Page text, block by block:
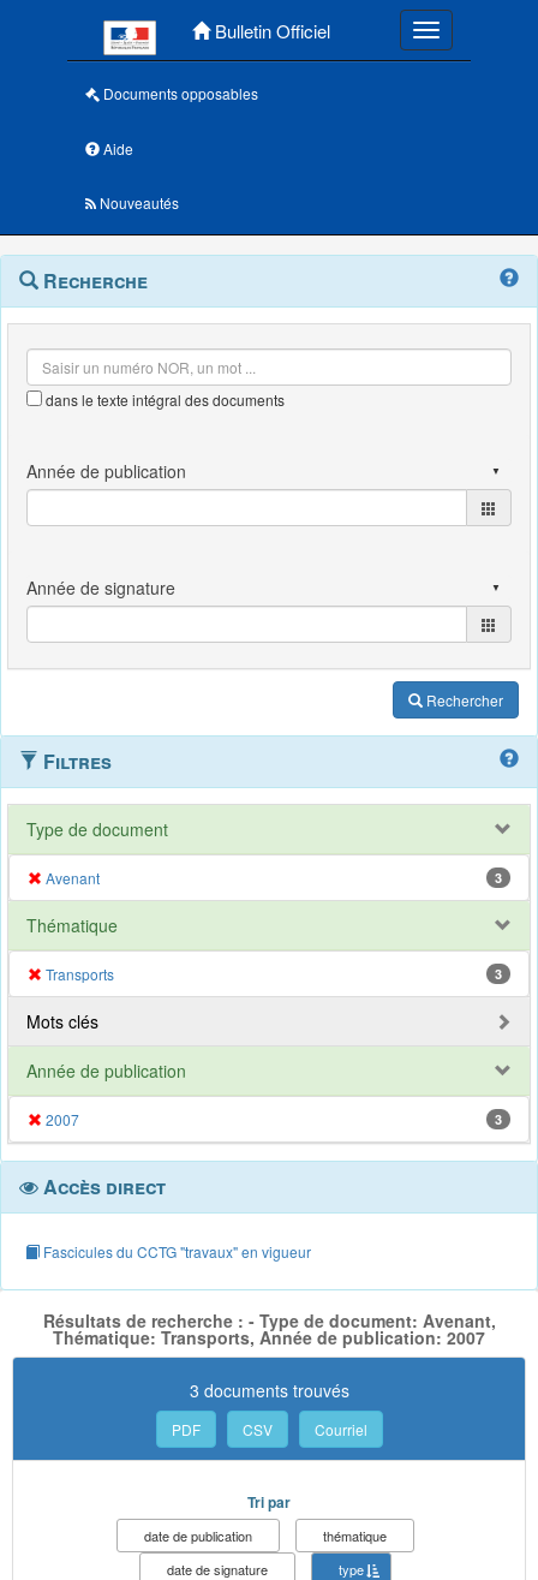
Bulletin Officiel Toggle
Documents opposables
Aide
Nouveautés
Navigation
outils
Menu
contextuel
Recherche
dans le texte intégral des documents
Rechercher
Filtres
Type de document
Avenant 3
Thématique
Transports 3
Mots clés
Année de publication
2007 3
Accès direct
Fascicules du CCTG "travaux" en vigueur
Résultats de recherche : - Type de document: Avenant,
Thématique: Transports, Année de publication: 2007
3 documents trouvés
PDF CSV Courriel
Tri par
date de publication
thématique
date de signature
type